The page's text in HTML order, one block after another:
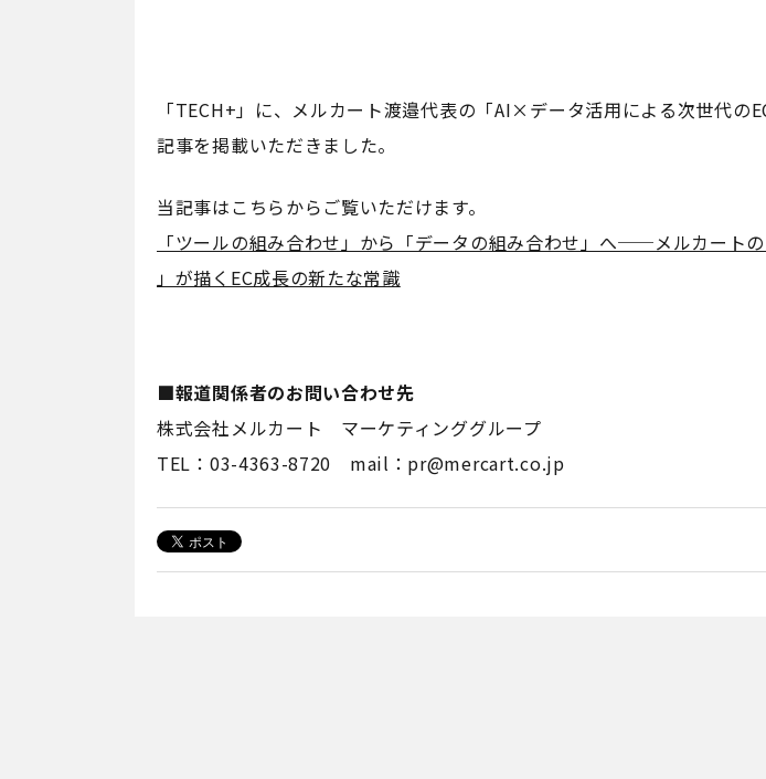
「TECH+」に、メルカート渡邉代表の「AI×データ活用による次世代の
記事を掲載いただきました。
当記事はこちらからご覧いただけます。
「ツールの組み合わせ」から「データの組み合わせ」へ──メルカート
」が描くEC成長の新たな常識
■報道関係者のお問い合わせ先
株式会社メルカート マーケティンググループ
TEL：03-4363-8720 mail：pr@mercart.co.jp